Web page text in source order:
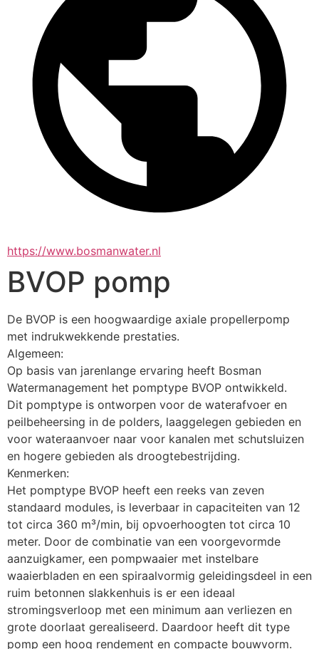
https://www.bosmanwater.nl
BVOP pomp
De BVOP is een hoogwaardige axiale propellerpomp
met indrukwekkende prestaties.
Algemeen:
Op basis van jarenlange ervaring heeft Bosman
Watermanagement het pomptype BVOP ontwikkeld.
Dit pomptype is ontworpen voor de waterafvoer en
peilbeheersing in de polders, laaggelegen gebieden en
voor wateraanvoer naar voor kanalen met schutsluizen
en hogere gebieden als droogtebestrijding.
Kenmerken:
Het pomptype BVOP heeft een reeks van zeven
standaard modules, is leverbaar in capaciteiten van 12
tot circa 360 m³/min, bij opvoerhoogten tot circa 10
meter. Door de combinatie van een voorgevormde
aanzuigkamer, een pompwaaier met instelbare
waaierbladen en een spiraalvormig geleidingsdeel in een
ruim betonnen slakkenhuis is er een ideaal
stromingsverloop met een minimum aan verliezen en
grote doorlaat gerealiseerd. Daardoor heeft dit type
pomp een hoog rendement en compacte bouwvorm.